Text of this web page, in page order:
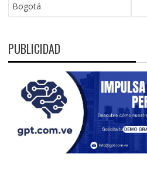
Bogotá
PUBLICIDAD